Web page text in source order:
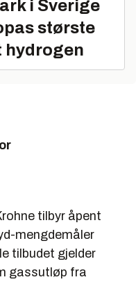
i Sverige
største
hydrogen
tilbyr åpent
mengdemåler
tilbudet gjelder
gassutløp fra